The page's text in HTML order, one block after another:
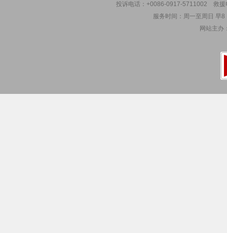
投诉电话：+0086-0917-5711002 救
服务时间：周一至周日 早
网站主办